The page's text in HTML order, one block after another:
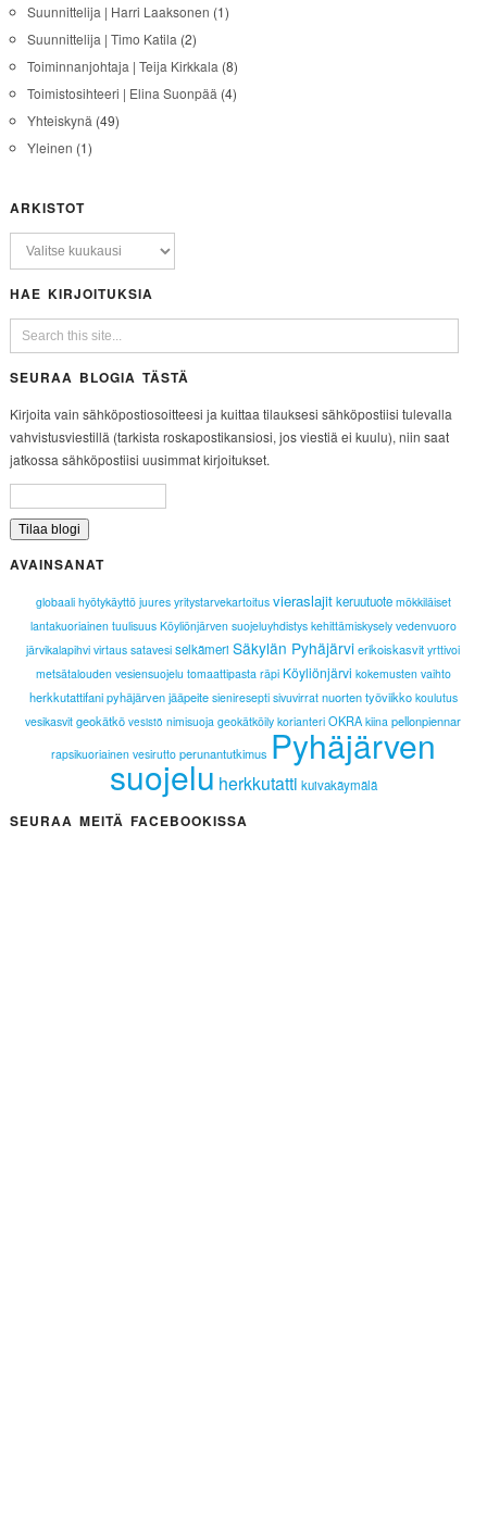
Suunnittelija | Harri Laaksonen (1)
Suunnittelija | Timo Katila (2)
Toiminnanjohtaja | Teija Kirkkala (8)
Toimistosihteeri | Elina Suonpää (4)
Yhteiskynä (49)
Yleinen (1)
ARKISTOT
HAE KIRJOITUKSIA
SEURAA BLOGIA TÄSTÄ
Kirjoita vain sähköpostiosoitteesi ja kuittaa tilauksesi sähköpostiisi tulevalla
vahvistusviestillä (tarkista roskapostikansiosi, jos viestiä ei kuulu), niin saat
jatkossa sähköpostiisi uusimmat kirjoitukset.
AVAINSANAT
globaali hyötykäyttö juures yritystarvekartoitus vieraslajitkeruutuote mökkiläiset
lantakuoriainen tuulisuus Köyliönjärven suojeluyhdistys kehittämiskysely vedenvuoro
järvikalapihvi virtaus satavesi selkämeri Säkylän Pyhäjärvi erikoiskasvit yrttivoi
metsätalouden vesiensuojelu tomaattipasta räpi Köyliönjärvi kokemusten vaihto
herkkutattifanipyhäjärven jääpeite sieniresepti sivuvirrat nuorten työviikko koulutus
vesikasvit geokätkö vesistö nimisuoja geokätköily korianteri OKRA kiina pellonpiennar
rapsikuoriainen vesirutto perunantutkimus Pyhäjärven
suojelu herkkutatti kuivakäymälä
SEURAA MEITÄ FACEBOOKISSA